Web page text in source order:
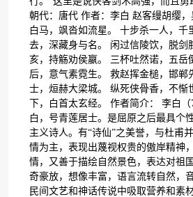
朝代：唐代 作者：李白 赵客缦胡缨
白马，飒沓如流星。 十步杀一人，千
去，深藏身与名。 闲过信陵饮，脱剑
亥，持觞劝侯嬴。 三杯吐然诺，五岳
后，意气素霓生。 救赵挥金槌，邯郸
士，烜赫大梁城。 纵死侠骨香，不惭
下，白首太玄经。 作者简介： 李白
白，号青莲居士。是屈原之后最具个
主义诗人。有“诗仙”之美誉，与杜甫
情为主，表现出蔑视权贵的傲岸精神
情，又善于描绘自然景色，表达对祖
奇豪放，想像丰富，语言流转自然，
民间文艺和神话传说中吸取营养和素